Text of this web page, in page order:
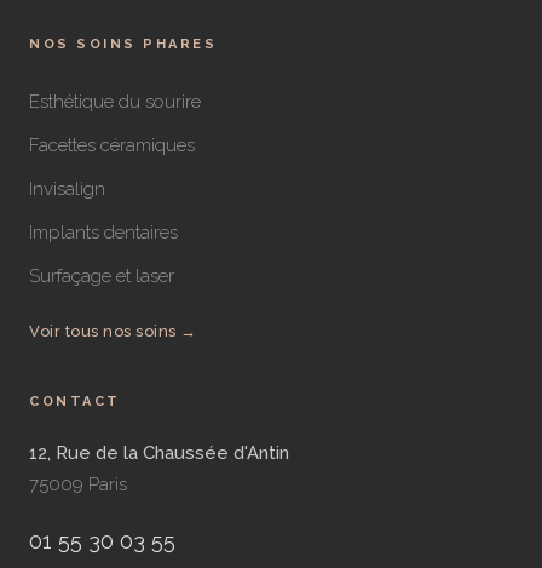
NOS SOINS PHARES
Esthétique du sourire
Facettes céramiques
Invisalign
Implants dentaires
Surfaçage et laser
Voir tous nos soins →
CONTACT
12, Rue de la Chaussée d'Antin
75009 Paris
01 55 30 03 55